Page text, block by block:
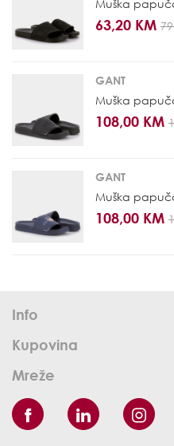
Muška
63,20 KM
GANT
Muška
108,00 KM
GANT
Muška
108,00 KM
Info
Kupovina
Mreže